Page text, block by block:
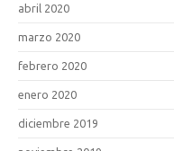
abril 2020
marzo 2020
febrero 2020
enero 2020
diciembre 2019